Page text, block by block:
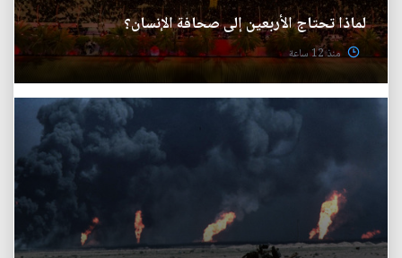
لماذا تحتاج الأربعين إلى صحافة الإنسان؟
منذ 12 ساعة